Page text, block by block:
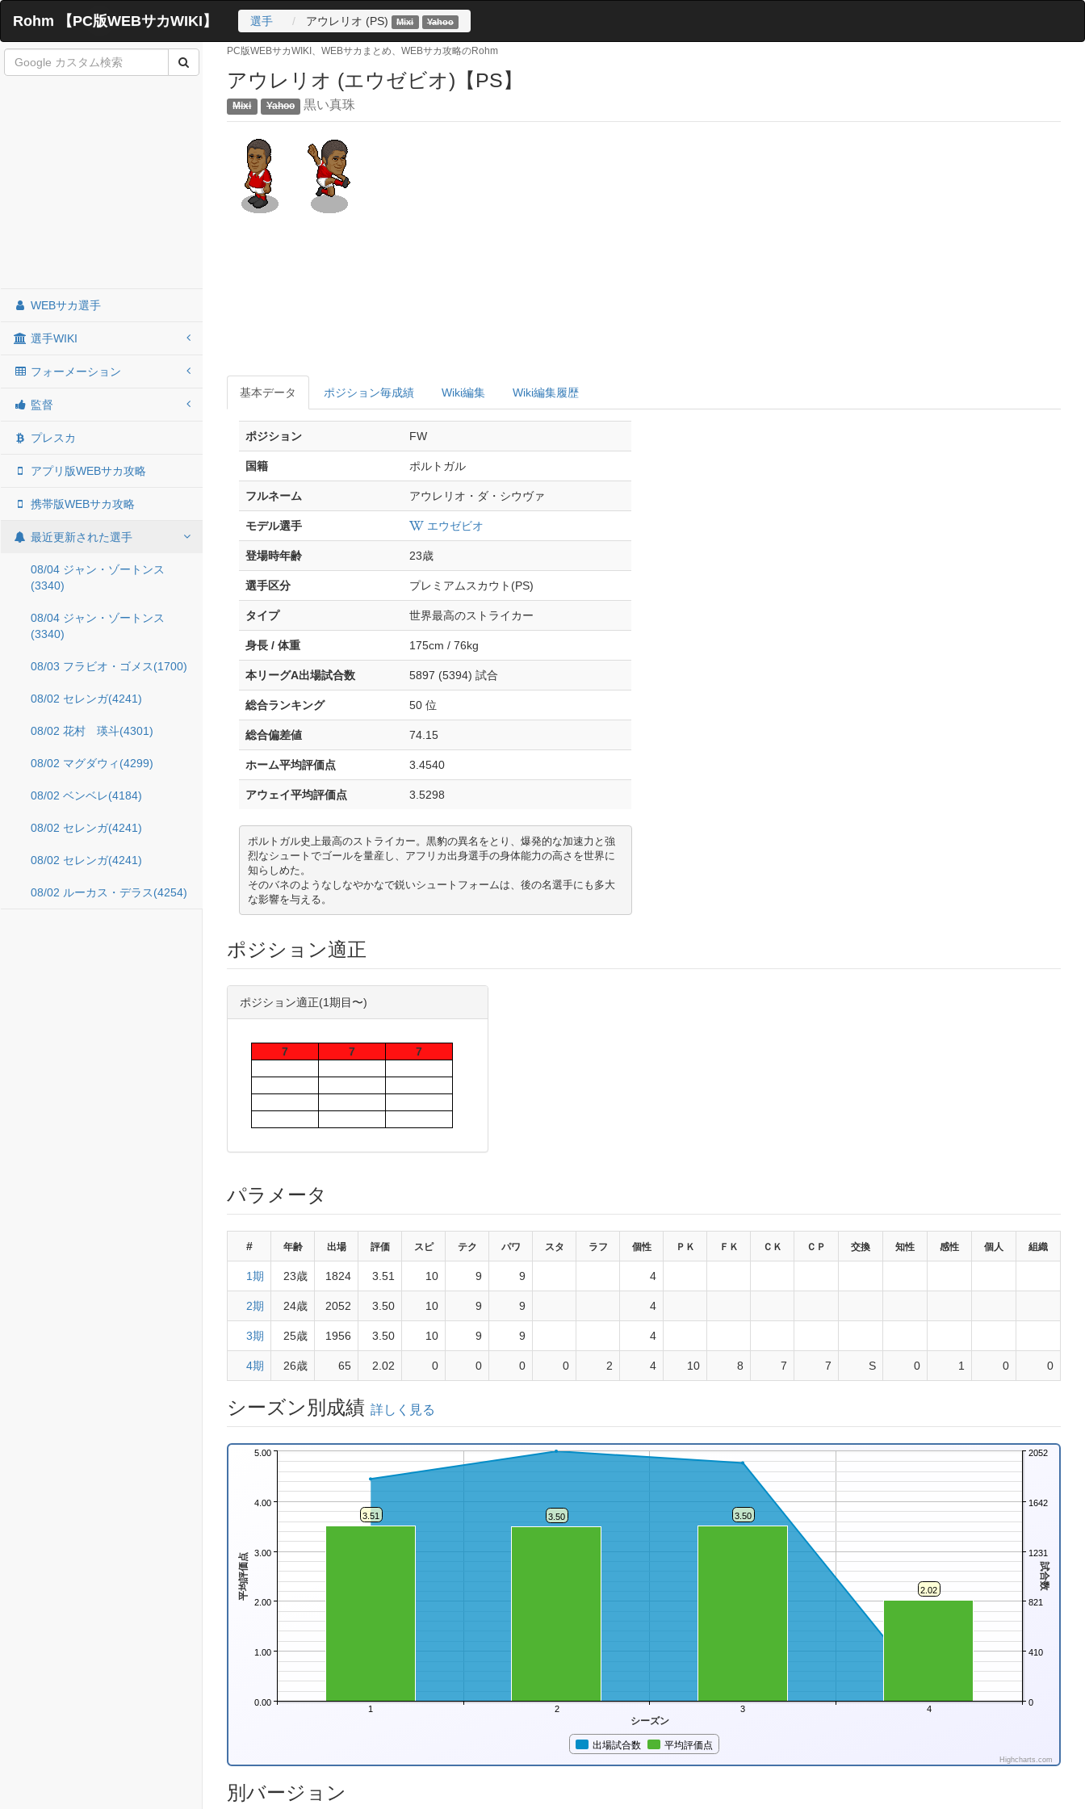
Rohm 【PC版WEBサカWIKI】 選手 アウレリオ (PS)
WEBサカ選手
選手WIKI
フォーメーション
監督
プレスカ
アプリ版WEBサカ攻略
携帯版WEBサカ攻略
最近更新された選手
08/04 ジャン・ゾートンス
(3340)
08/04 ジャン・ゾートンス
(3340)
08/03 フラビオ・ゴメス(1700)
08/02 セレンガ(4241)
08/02 花村 瑛斗(4301)
08/02 マグダウィ(4299)
08/02 ベンベレ(4184)
08/02 セレンガ(4241)
08/02 セレンガ(4241)
08/02 ルーカス・デラス(4254)
PC版WEBサカWIKI、WEBサカまとめ、WEBサカ攻略のRohm
アウレリオ (エウゼビオ)【PS】
黒い真珠
基本データ ポジション毎成績 Wiki編集 Wiki編集履歴
ポジション FW
国籍 ポルトガル
フルネーム アウレリオ・ダ・シウヴァ
モデル選手 エウゼビオ
登場時年齢 23歳
選手区分 プレミアムスカウト(PS)
タイプ 世界最高のストライカー
身長 / 体重 175cm / 76kg
本リーグA出場試合数 5897 (5394) 試合
総合ランキング 50 位
総合偏差値 74.15
ホーム平均評価点 3.4540
アウェイ平均評価点 3.5298
ポルトガル史上最高のストライカー。黒豹の異名をとり、爆発的な加速力と強
烈なシュートでゴールを量産し、アフリカ出身選手の身体能力の高さを世界に
知らしめた。
そのバネのようなしなやかなで鋭いシュートフォームは、後の名選手にも多大
な影響を与える。
ポジション適正
ポジション適正(1期目〜)
7 7 7
パラメータ
# 年齢 出場 評価 スピ テク パワ スタ ラフ 個性 ＰＫ ＦＫ ＣＫ ＣＰ 交換 知性 感性 個人 組織
1期 23歳 1824 3.51 10 9 9 4
2期 24歳 2052 3.50 10 9 9 4
3期 25歳 1956 3.50 10 9 9 4
4期 26歳 65 2.02 0 0 0 0 2 4 10 8 7 7 S 0 1 0 0
シーズン別成績 詳しく見る
シーズン
平均評価点 試合数
3.51 3.50 3.50
2.02
出場試合数 平均評価点
1 2 3 4
0.00
1.00
2.00
3.00
4.00
5.00
0
410
821
1231
1642
2052
Highcharts.com
別バージョン